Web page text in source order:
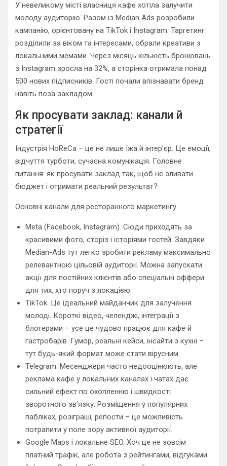
У невеликому місті власниця кафе хотіла залучити
молоду аудиторію. Разом із Median Ads розробили
кампанію, орієнтовану на TikTok і Instagram. Таргетинг
розділили за віком та інтересами, обрали креативи з
локальними мемами. Через місяць кількість бронювань
з Instagram зросла на 32%, а сторінка отримала понад
500 нових підписників. Гості почали впізнавати бренд
навіть поза закладом.
Як просувати заклад: канали й
стратегії
Індустрія HoReCa – це не лише їжа й інтер’єр. Це емоції,
відчуття турботи, сучасна комунікація. Головне
питання: як просувати заклад так, щоб не зливати
бюджет і отримати реальний результат?
Основні канали для ресторанного маркетингу
Meta (Facebook, Instagram). Сюди приходять за
красивими фото, сторіз і історіями гостей. Завдяки
Median-Ads тут легко зробити рекламу максимально
релевантною цільовій аудиторії. Можна запускати
акції для постійних клієнтів або спеціальні оффери
для тих, хто поруч з локацією.
TikTok. Це ідеальний майданчик для залучення
молоді. Короткі відео, челенджі, інтеграції з
блогерами – усе це чудово працює для кафе й
гастробарів. Гумор, реальні кейси, інсайти з кухні –
тут будь-який формат може стати вірусним.
Telegram. Месенджери часто недооцінюють, але
реклама кафе у локальних каналах і чатах дає
сильний ефект по охопленню і швидкості
зворотного зв’язку. Розміщення у популярних
пабліках, розіграші, репости – це можливість
потрапити у поле зору активної аудиторії.
Google Maps і локальне SEO. Хоч це не зовсім
платний трафік, але робота з рейтингами, відгуками